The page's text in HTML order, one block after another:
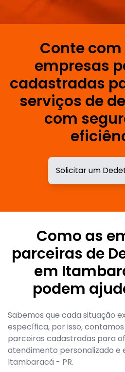
Conte
empresas
cadastradas
serviços de
com
Solicitar um
Como as
parceiras de
em
podem
Sabemos que cada situação
específica, por isso,
parceiras cadastradas para
atendimento personalizado e
Itambaracá - PR.